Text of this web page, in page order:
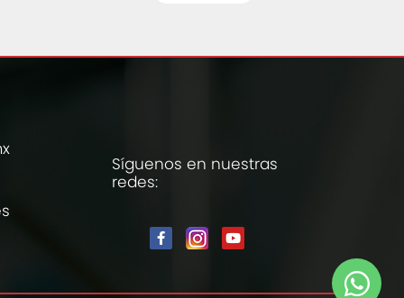
Síguenos en nuestras
redes: